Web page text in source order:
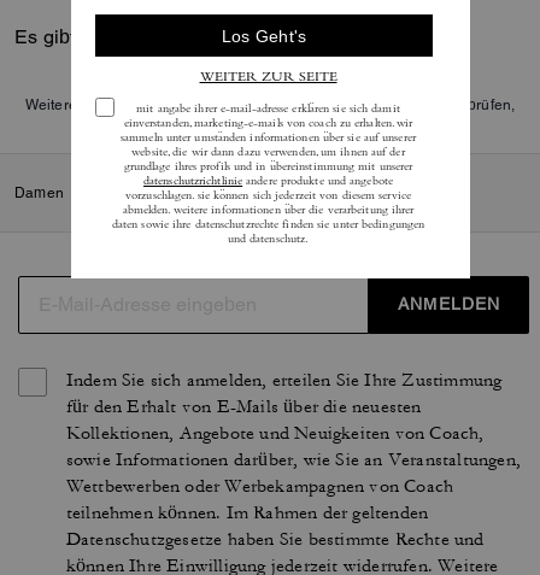
Es gibt noch keine Reviews.
Weitere Informationen darüber, wie wir unsere Bewertungen überprüfen,
finden Siehier.
Damen Accessoires und Schmuck / Schmuck / Ohrringe
ANMELDEN
Indem Sie sich anmelden, erteilen Sie Ihre Zustimmung
für den Erhalt von E-Mails über die neuesten
Kollektionen, Angebote und Neuigkeiten von Coach,
sowie Informationen darüber, wie Sie an Veranstaltungen,
Wettbewerben oder Werbekampagnen von Coach
teilnehmen können. Im Rahmen der geltenden
Datenschutzgesetze haben Sie bestimmte Rechte und
können Ihre Einwilligung jederzeit widerrufen. Weitere